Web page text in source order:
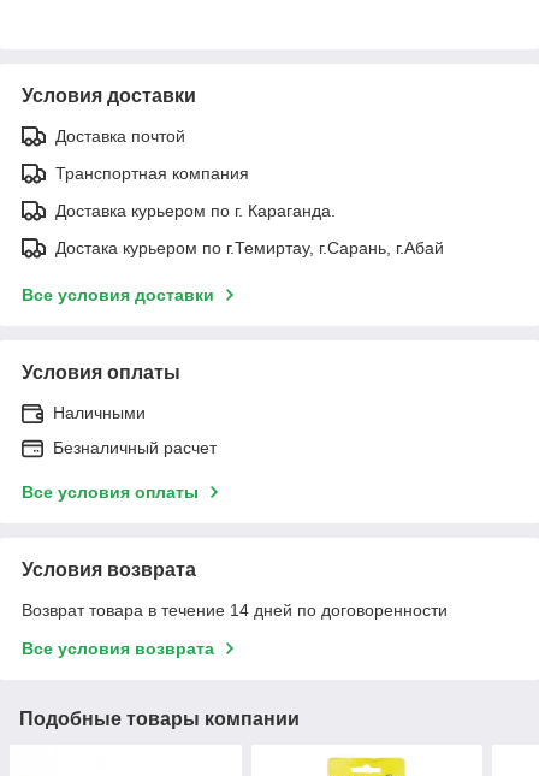
Условия доставки
Доставка почтой
Транспортная компания
Доставка курьером по г. Караганда.
Достака курьером по г.Темиртау, г.Сарань, г.Абай
Все условия доставки
Условия оплаты
Наличными
Безналичный расчет
Все условия оплаты
Условия возврата
Возврат товара в течение 14 дней по договоренности
Все условия возврата
Подобные товары компании